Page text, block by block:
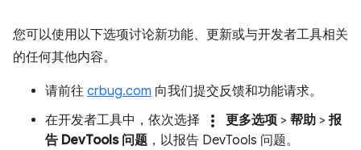
您可以使用以下选项讨论新功能、更新或与开发者工具相关
的任何其他内容。
请前往 crbug.com 向我们提交反馈和功能请求。
在开发者工具中，依次选择
more_vert 更多选项 > 帮助 > 报
告 DevTools 问题 ，以报告 DevTools 问题。